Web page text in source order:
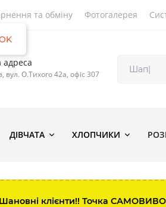
та обміну Фотогалерея
вул. О.Тихого 42а, офіс 307
ДІВЧАТА ХЛОПЧИКИ
Шановні клієнти!! Точка